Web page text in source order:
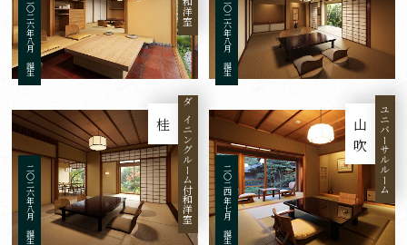
二〇二六年八月 誕生 二〇二六年八月 誕生
二〇二六年八月 誕生
桂 ダイニングルーム付和洋室 二〇二四年七月 誕生
山吹 ユニバーサルルーム